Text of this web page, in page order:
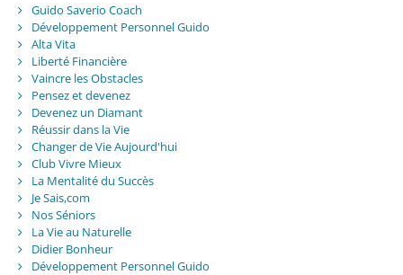
Guido Saverio Coach
Développement Personnel Guido
Alta Vita
Liberté Financière
Vaincre les Obstacles
Pensez et devenez
Devenez un Diamant
Réussir dans la Vie
Changer de Vie Aujourd'hui
Club Vivre Mieux
La Mentalité du Succès
Je Sais,com
Nos Séniors
La Vie au Naturelle
Didier Bonheur
Développement Personnel Guido